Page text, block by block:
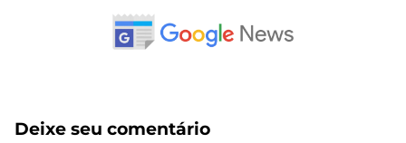
Deixe seu comentário